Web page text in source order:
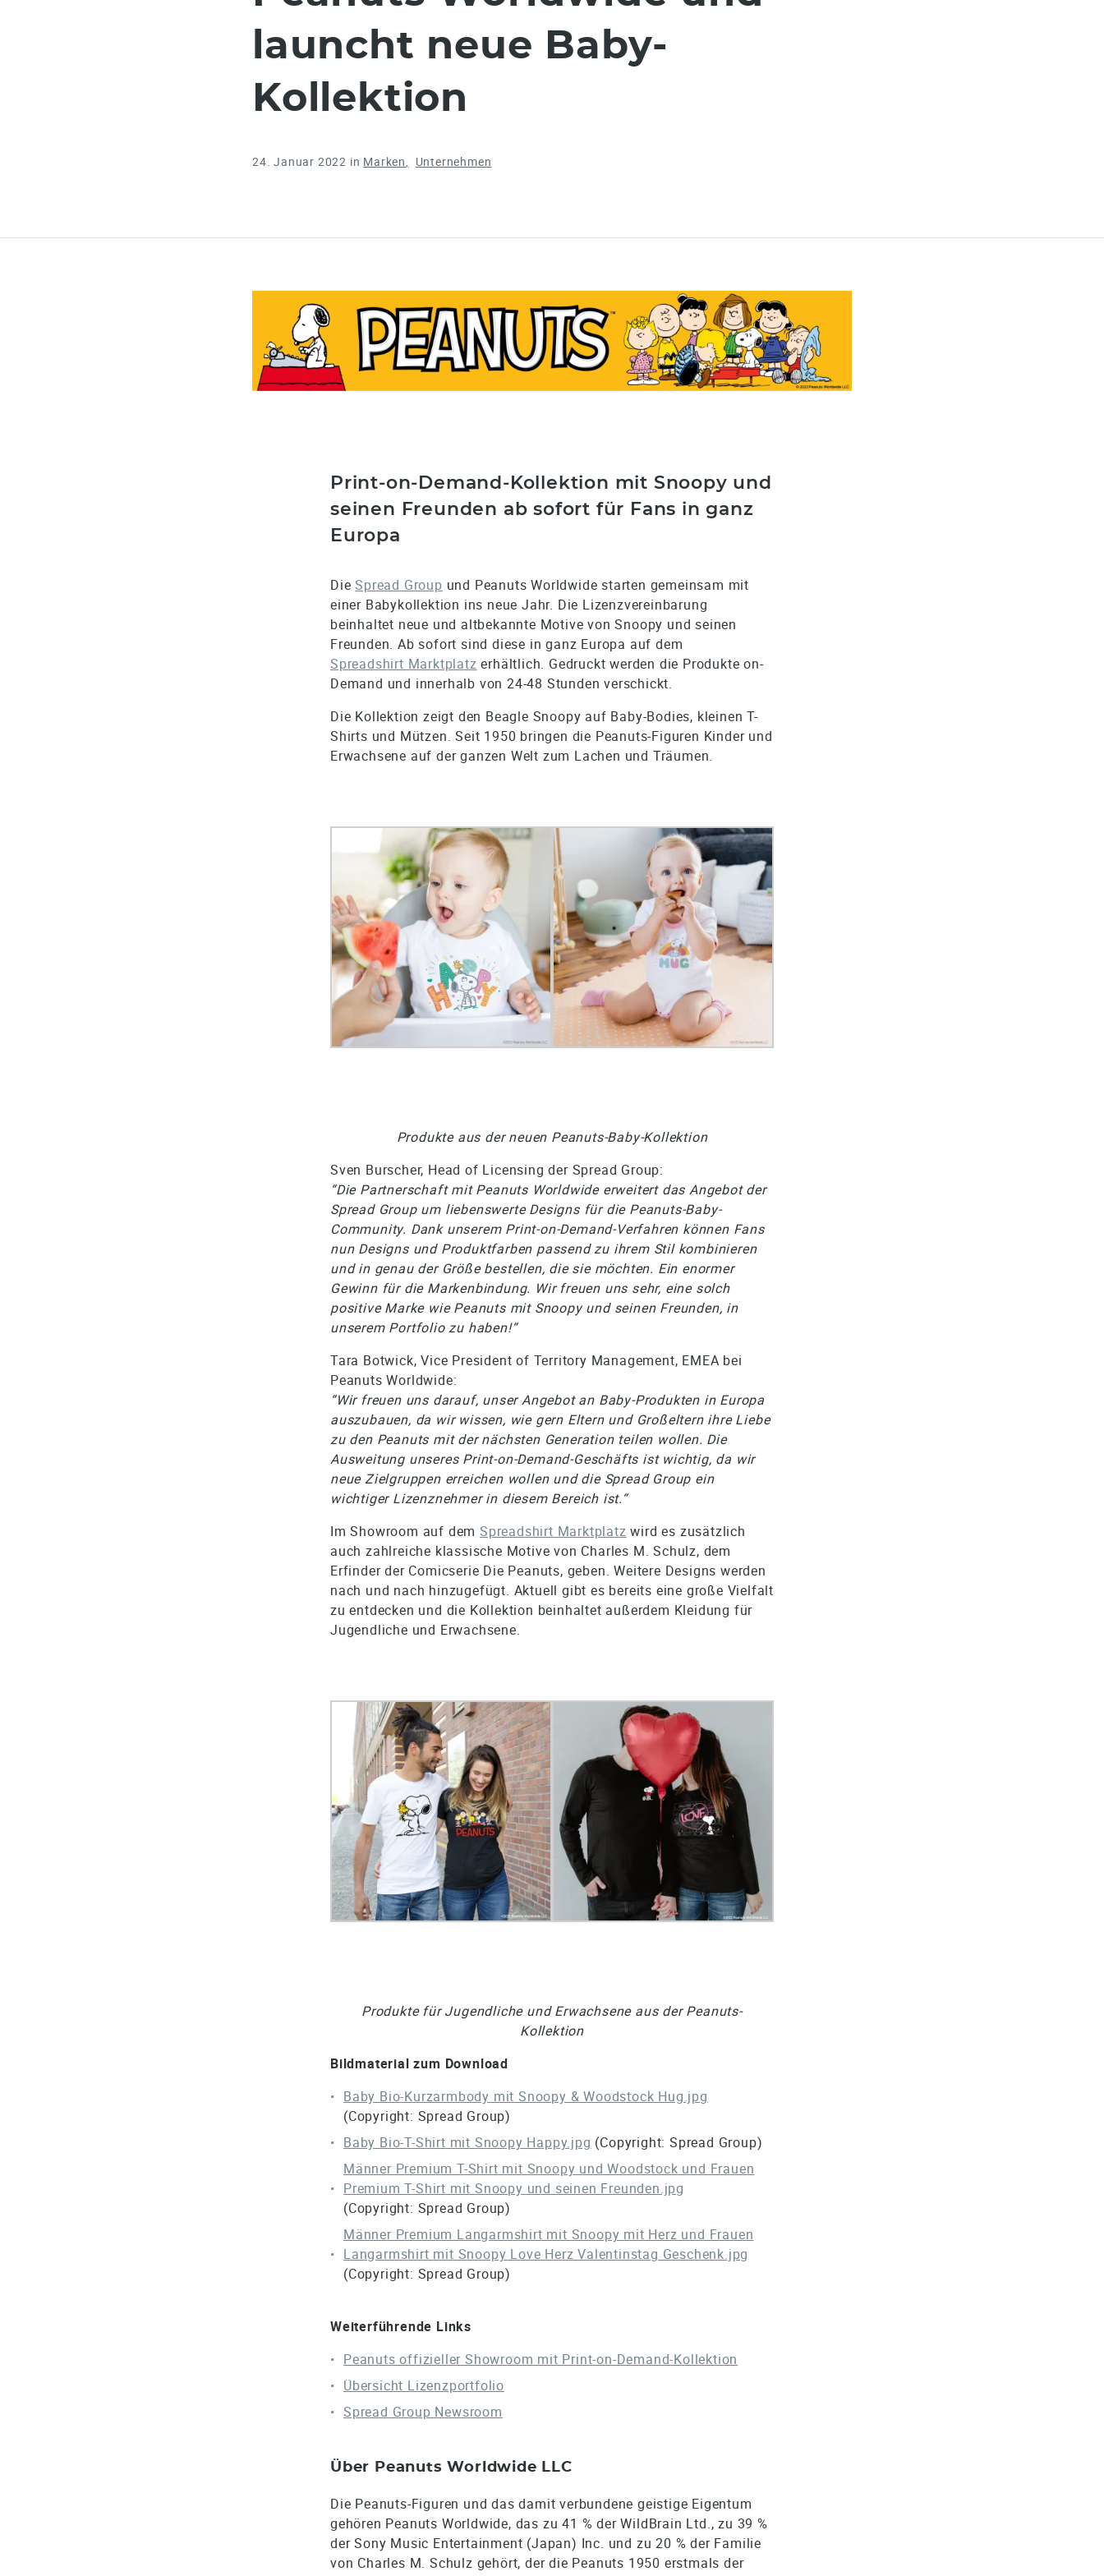
launcht neue Baby-
Kollektion
24. Januar 2022 in Marken Unternehmen
Print-on-Demand-Kollektion mit Snoopy und
seinen Freunden ab sofort für Fans in ganz
Europa
DieSpread Group und Peanuts Worldwide starten gemeinsam mit
einer Babykollektion ins neue Jahr. Die Lizenzvereinbarung
beinhaltet neue und altbekannte Motive von Snoopy und seinen
Freunden. Ab sofort sind diese in ganz Europa auf dem
Spreadshirt Marktplatz erhältlich. Gedruckt werden die Produkte on-
Demand und innerhalb von 24-48 Stunden verschickt.
Die Kollektion zeigt den Beagle Snoopy auf Baby-Bodies, kleinen T-
Shirts und Mützen. Seit 1950 bringen die Peanuts-Figuren Kinder und
Erwachsene auf der ganzen Welt zum Lachen und Träumen.
Produkte aus der neuen Peanuts-Baby-Kollektion
Sven Burscher, Head of Licensing der Spread Group:
“Die Partnerschaft mit Peanuts Worldwide erweitert das Angebot der
Spread Group um liebenswerte Designs für die Peanuts-Baby-
Community. Dank unserem Print-on-Demand-Verfahren können Fans
nun Designs und Produktfarben passend zu ihrem Stil kombinieren
und in genau der Größe bestellen, die sie möchten. Ein enormer
Gewinn für die Markenbindung. Wir freuen uns sehr, eine solch
positive Marke wie Peanuts mit Snoopy und seinen Freunden, in
unserem Portfolio zu haben!“
Tara Botwick, Vice President of Territory Management, EMEA bei
Peanuts Worldwide:
“Wir freuen uns darauf, unser Angebot an Baby-Produkten in Europa
auszubauen, da wir wissen, wie gern Eltern und Großeltern ihre Liebe
zu den Peanuts mit der nächsten Generation teilen wollen. Die
Ausweitung unseres Print-on-Demand-Geschäfts ist wichtig, da wir
neue Zielgruppen erreichen wollen und die Spread Group ein
wichtiger Lizenznehmer in diesem Bereich ist.“
Im Showroom auf dem Spreadshirt Marktplatz wird es zusätzlich
auch zahlreiche klassische Motive von Charles M. Schulz, dem
Erfinder der Comicserie Die Peanuts, geben. Weitere Designs werden
nach und nach hinzugefügt. Aktuell gibt es bereits eine große Vielfalt
zu entdecken und die Kollektion beinhaltet außerdem Kleidung für
Jugendliche und Erwachsene.
Produkte für Jugendliche und Erwachsene aus der Peanuts-
Kollektion
Bildmaterial zum Download
Baby Bio-Kurzarmbody mit Snoopy & Woodstock Hug.jpg
(Copyright: Spread Group)
Baby Bio-T-Shirt mit Snoopy Happy.jpg (Copyright: Spread Group)
Männer Premium T-Shirt mit Snoopy und Woodstock und Frauen
Premium T-Shirt mit Snoopy und seinen Freunden.jpg
(Copyright: Spread Group)
Männer Premium Langarmshirt mit Snoopy mit Herz und Frauen
Langarmshirt mit Snoopy Love Herz Valentinstag Geschenk.jpg
(Copyright: Spread Group)
Weiterführende Links
Peanuts offizieller Showroom mit Print-on-Demand-Kollektion
Übersicht Lizenzportfolio
Spread Group Newsroom
Über Peanuts Worldwide LLC
Die Peanuts-Figuren und das damit verbundene geistige Eigentum
gehören Peanuts Worldwide, das zu 41 % der WildBrain Ltd., zu 39 %
der Sony Music Entertainment (Japan) Inc. und zu 20 % der Familie
von Charles M. Schulz gehört, der die Peanuts 1950 erstmals der